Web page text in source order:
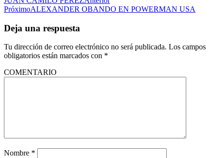
PróximoALEXANDER OBANDO EN POWERMAN USA
Deja una respuesta
Tu dirección de correo electrónico no será publicada. Los campos
obligatorios están marcados con *
COMENTARIO
Nombre *